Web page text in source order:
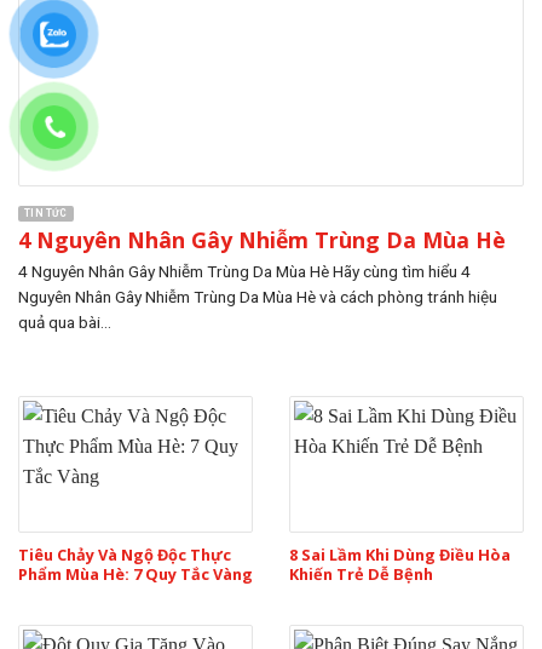
TIN TỨC
4 Nguyên Nhân Gây Nhiễm Trùng Da Mùa Hè
4 Nguyên Nhân Gây Nhiễm Trùng Da Mùa Hè Hãy cùng tìm hiểu 4
Nguyên Nhân Gây Nhiễm Trùng Da Mùa Hè và cách phòng tránh hiệu
quả qua bài...
Tiêu Chảy Và Ngộ Độc Thực
Phẩm Mùa Hè: 7 Quy Tắc Vàng
8 Sai Lầm Khi Dùng Điều Hòa
Khiến Trẻ Dễ Bệnh